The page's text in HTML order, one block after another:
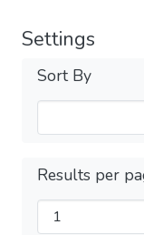
Settings
Sort By
Results per